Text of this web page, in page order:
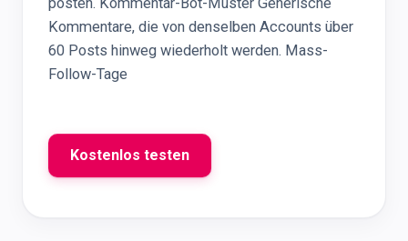
posten. Kommentar-Bot-Muster Generische
Kommentare, die von denselben Accounts über
60 Posts hinweg wiederholt werden. Mass-
Follow-Tage
Kostenlos testen